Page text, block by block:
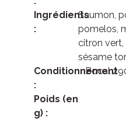
Ingrédients
:
Saumon,
pomelos,
citron vert,
sésame
Conditionnement
:
Bocal
Poids (en
g) :